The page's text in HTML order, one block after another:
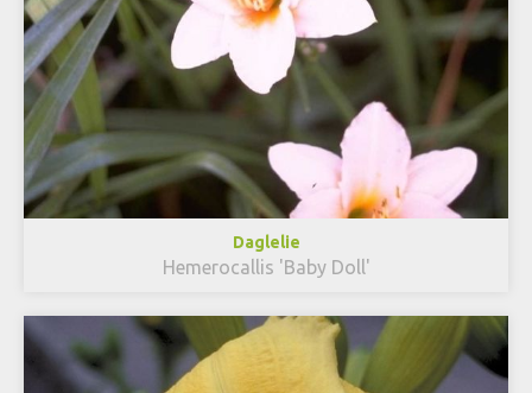
Daglelie
Hemerocallis 'Baby Doll'